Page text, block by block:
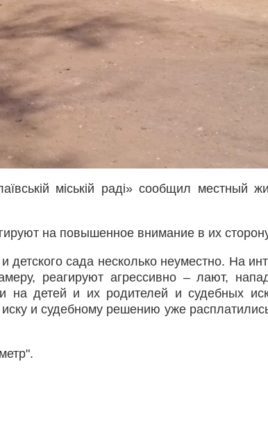
міській раді» сообщил местный
на повышенное внимание в их
детского сада несколько неуместно. На
реагируют агрессивно – лают,
на детей и их родителей и судебных
и судебному решению уже